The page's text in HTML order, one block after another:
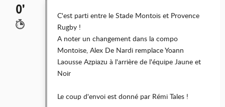
0’
C'est parti entre le Stade Montois et Provence
Rugby !
A noter un changement dans la compo
Montoise, Alex De Nardi remplace Yoann
Laousse Azpiazu à l'arrière de l'équipe Jaune et
Noir
Le coup d'envoi est donné par Rémi Tales !